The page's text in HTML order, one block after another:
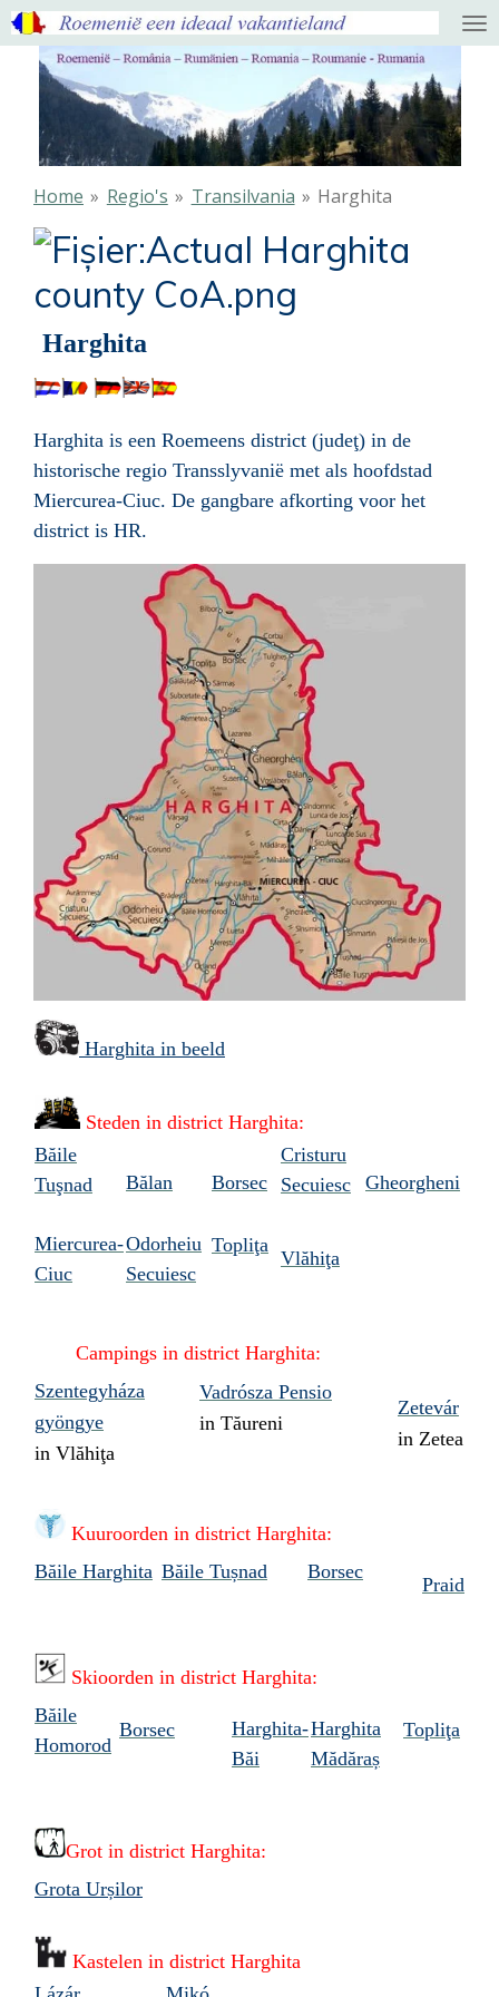
Ga
direct
naar
hoofdinhoud
Home » Regio's » Transilvania » Harghita
Harghita
Harghita is een Roemeens district (judeţ) in de
historische regio Transslyvanië met als hoofdstad
Miercurea-Ciuc. De gangbare afkorting voor het
district is HR.
Harghita in beeld
Steden in district Harghita:
Băile
Tuşnad
Bălan Borsec
Cristuru
Secuiesc
Gheorgheni
Miercurea-
Ciuc
Odorheiu
Secuiesc
Topliţa
Vlăhiţa
Campings in district Harghita:
Szentegyháza
gyöngye
in Vlăhiţa
Vadrósza Pensio
in Tăureni
Zetevár
in Zetea
Kuuroorden in district Harghita:
Băile Harghita Băile Tușnad Borsec
Praid
Skioorden in district Harghita:
Băile
Homorod
Borsec
Harghita-
Băi
Harghita
Mădăraș
Topliţa
Grot in district Harghita:
Grota Urșilor
Kastelen in district Harghita